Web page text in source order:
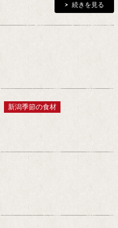
続きを見る
新潟季節の食材